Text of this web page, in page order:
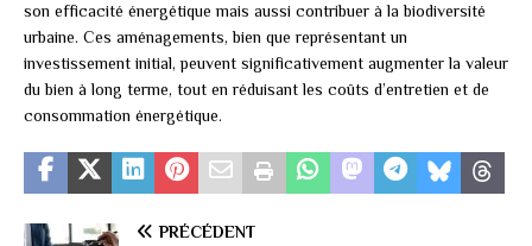
son efficacité énergétique mais aussi contribuer à la biodiversité
urbaine. Ces aménagements, bien que représentant un
investissement initial, peuvent significativement augmenter la valeur
du bien à long terme, tout en réduisant les coûts d’entretien et de
consommation énergétique.
PRÉCÉDENT